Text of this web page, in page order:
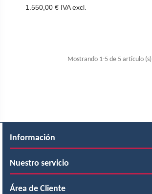
1.550,00 € IVA excl.
Mostrando 1-5 de 5 artículo (s)
Información
Nuestro servicio
Área de Cliente